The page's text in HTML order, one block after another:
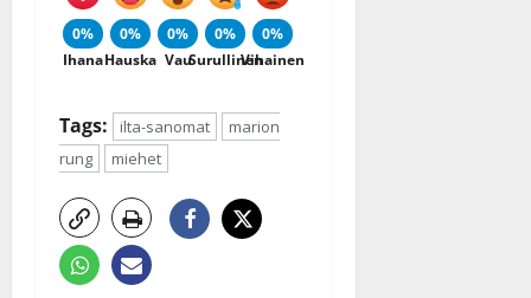
0%
Ihana
0%
Hauska
0%
Vau
0%
Surullinen
0%
Vihainen
Tags: ilta-sanomat
marion
rung
miehet